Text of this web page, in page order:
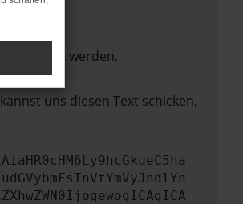
werden.
uns diesen Text schicken,